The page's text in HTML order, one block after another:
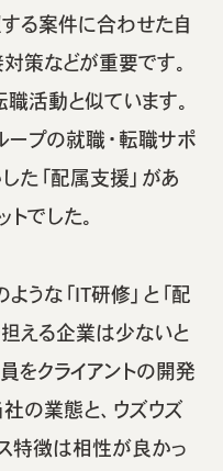
る案件に合わせた自
策などが重要です。
活動と似ています。
ープの就職・転職サポ
た「配属支援」があ
でした。
うな「IT研修」と「配
える企業は少ないと
をクライアントの開発
の業態と、ウズウズ
特徴は相性が良かっ